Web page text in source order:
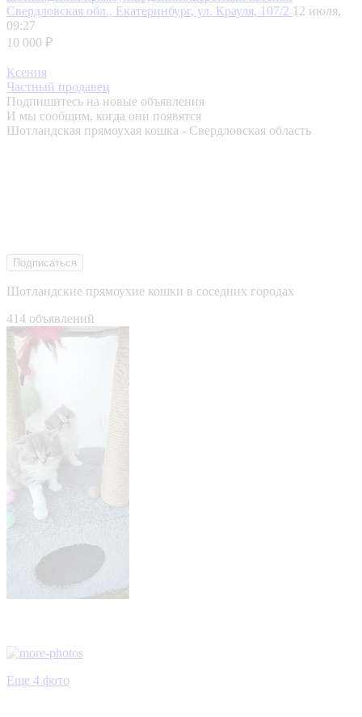
Свердловская обл., Екатеринбург, ул. Крауля, 107/2 12 июля,
09:27
10 000 ₽
Ксения
Частный продавец
Подпишитесь на новые объявления
И мы сообщим, когда они появятся
Шотландская прямоухая кошка - Свердловская область
Подписаться
Шотландские прямоухие кошки в соседних городах
414 объявлений
Еще 4 фото